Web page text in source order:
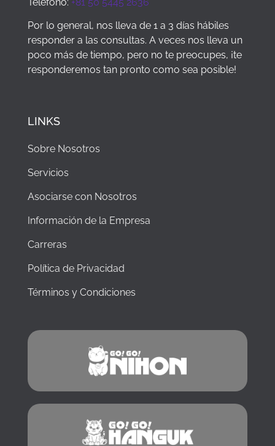
Por lo general, nos lleva de 1 a 3 días hábiles
responder a las consultas. A veces nos lleva un
poco más de tiempo, pero no te preocupes, ¡te
responderemos tan pronto como sea posible!
LINKS
Sobre Nosotros
Servicios
Asociarse con Nosotros
Información de la Empresa
Carreras
Política de Privacidad
Términos y Condiciones